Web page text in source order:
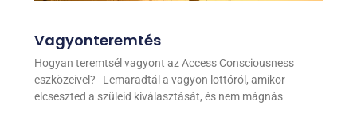
Vagyonteremtés
Hogyan teremtsél vagyont az Access Consciousness
eszközeivel? Lemaradtál a vagyon lottóról, amikor
elcseszted a szüleid kiválasztását, és nem mágnás